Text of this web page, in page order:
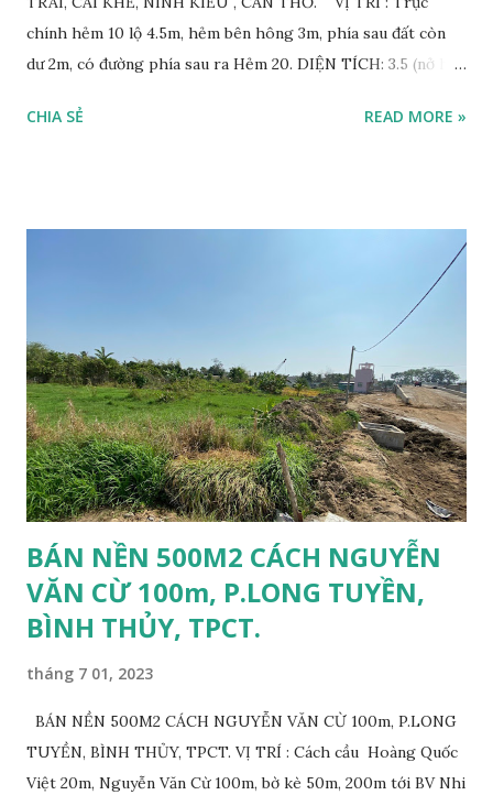
chính hẻm 10 lộ 4.5m, hẻm bên hông 3m, phía sau đất còn
dư 2m, có đường phía sau ra Hẻm 20. DIỆN TÍCH: 3.5 (nở hậu
2 Toilet, bếp, sân sau, ban công, giếng trời, máy lạnh, tủ áo,
0946.866.922 gặp TÙNG để xem nền. NHẬN KÝ GỬI MUA -
CHIA SẺ READ MORE »
BÁN NỀN 500M2 CÁCH NGUYỄN
VĂN CỪ 100m, P.LONG TUYỀN,
BÌNH THỦY, TPCT.
tháng 7 01, 2023
BÁN NỀN 500M2 CÁCH NGUYỄN VĂN CỪ 100m, P.LONG
TUYỀN, BÌNH THỦY, TPCT. VỊ TRÍ : Cách cầu Hoàng Quốc
Việt 20m, Nguyễn Văn Cừ 100m, bờ kè 50m, 200m tới BV Nhi